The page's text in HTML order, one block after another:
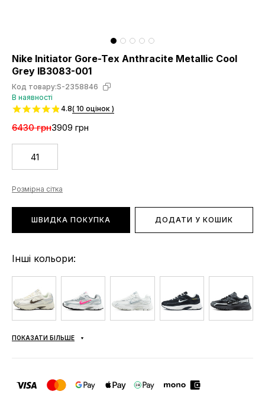
Nike Initiator Gore-Tex Anthracite Metallic Cool
Grey IB3083-001
Код товару:S-2358846
В наявності
4.8( 10 оцінок )
6430 грн3909 грн
41
Розмірна сітка
ШВИДКА ПОКУПКА ДОДАТИ У КОШИК
Інші кольори:
ПОКАЗАТИ БІЛЬШЕ